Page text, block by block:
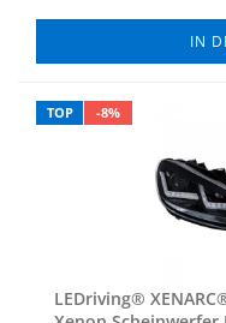
IN
TOP -8%
LED­ri­ving®